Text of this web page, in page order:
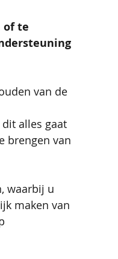
of te
van de
alles gaat
brengen van
waarbij u
maken van